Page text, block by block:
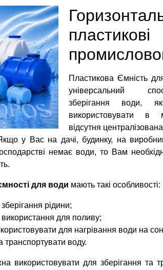
Пластикова Ємність
універсальний
зберігання води,
використовувати в
відсутня
у Вас на дачі, будинку, на
немає води, то Вам
для води мають такі особливості:
рідини;
використання для поливу;
для нагрівання води на
транспортувати воду.
використовувати для зберігання та